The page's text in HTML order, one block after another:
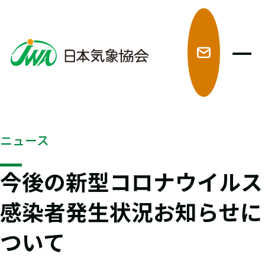
ニュース
今後の新型コロナウイルス
感染者発生状況お知らせに
ついて